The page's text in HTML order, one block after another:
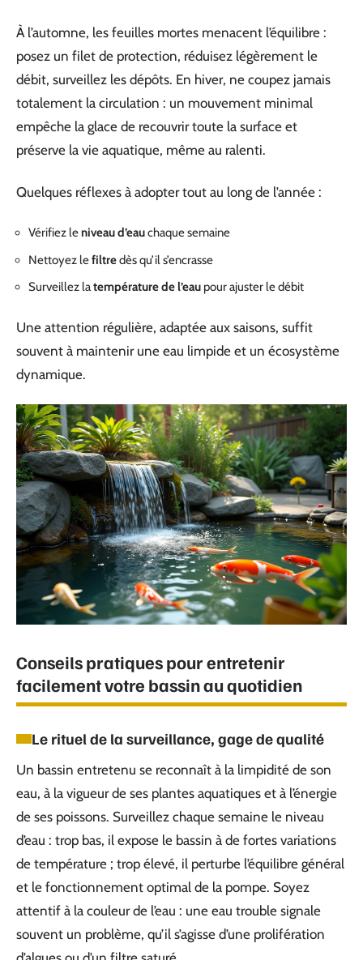
À l’automne, les feuilles mortes menacent l’équilibre :
posez un filet de protection, réduisez légèrement le
débit, surveillez les dépôts. En hiver, ne coupez jamais
totalement la circulation : un mouvement minimal
empêche la glace de recouvrir toute la surface et
préserve la vie aquatique, même au ralenti.
Quelques réflexes à adopter tout au long de l’année :
Vérifiez leniveau d’eauchaque semaine
Nettoyez lefiltredès qu’il s’encrasse
Surveillez latempérature de l’eau pour ajuster le débit
Une attention régulière, adaptée aux saisons, suffit
souvent à maintenir une eau limpide et un écosystème
dynamique.
Conseils pratiques pour entretenir
facilement votre bassin au quotidien
Le rituel de la surveillance, gage de qualité
Un bassin entretenu se reconnaît à la limpidité de son
eau, à la vigueur de ses plantes aquatiques et à l’énergie
de ses poissons. Surveillez chaque semaine le niveau
d’eau : trop bas, il expose le bassin à de fortes variations
de température ; trop élevé, il perturbe l’équilibre général
et le fonctionnement optimal de la pompe. Soyez
attentif à la couleur de l’eau : une eau trouble signale
souvent un problème, qu’il s’agisse d’une prolifération